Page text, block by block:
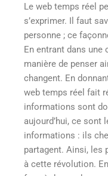
Le web temps réel
s’exprimer. Il faut
personne ; ce
En entrant dans
manière de penser
changent. En
web temps réel fait
informations sont
aujourd’hui, ce sont
informations : ils
partagent. Ainsi, les
à cette révolution.